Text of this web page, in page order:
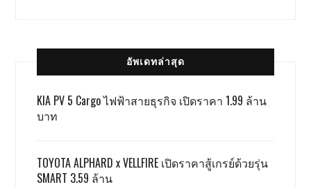
อัพเดทล่าสุด
KIA PV 5 Cargo ไฟฟ้าสายธุรกิจ เปิดราคา 1.99 ล้าน
บาท
TOYOTA ALPHARD x VELLFIRE เปิดราคาสู้เกรย์ด้วยรุ่น
SMART 3.59 ล้าน